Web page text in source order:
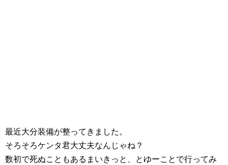
最近大分装備が整ってきました。
そろそろケンタ君大丈夫なんじゃね？
数初で死ぬこともあるまいきっと、とゆーことで行ってみ